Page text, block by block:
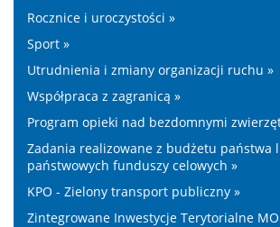
Rocznice i uroczystości »
Sport »
Utrudnienia i zmiany organizacji ruchu »
Współpraca z zagranicą »
Program opieki nad bezdomnymi
Zadania realizowane z budżetu państwa
państwowych funduszy celowych »
KPO - Zielony transport publiczny »
Zintegrowane Inwestycje Terytorialne